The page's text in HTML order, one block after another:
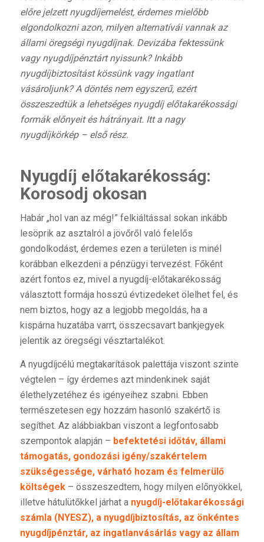
előre jelzett nyugdíjemelést,érdemes mielőbb
elgondolkozni azon, milyen alternatívái vannak az
állami öregségi nyugdíjnak. Devizába fektessünk
vagy nyugdíjpénztárt nyissunk? Inkább
nyugdíjbiztosítást kössünk vagy ingatlant
vásároljunk? A döntés nem egyszerű, ezért
összeszedtük a lehetséges nyugdíj előtakarékossági
formák előnyeit és hátrányait. Itt a nagy
nyugdíjkörkép – első rész.
Nyugdíj előtakarékosság:
Korosodj okosan
Habár „hol van az még!” felkiáltással sokan inkább
lesöprik az asztalról a jövőről való felelős
gondolkodást, érdemes ezen a területen is minél
korábban elkezdeni a pénzügyi tervezést. Főként
azért fontos ez, mivel a nyugdíj-előtakarékosság
választott formája hosszú évtizedeket ölelhet fel, és
nem biztos, hogy az a legjobb megoldás, ha a
kispárna huzatába varrt, összecsavart bankjegyek
jelentik az öregségi vésztartalékot.
A nyugdíjcélú megtakarítások palettája viszont szinte
végtelen – így érdemes azt mindenkinek saját
élethelyzetéhez és igényeihez szabni. Ebben
természetesen egy hozzám hasonló szakértő is
segíthet. Az alábbiakban viszont a legfontosabb
szempontok alapján – befektetési időtáv, állami
támogatás, gondozási igény/szakértelem
szükségessége, várható hozam és felmerülő
költségek– összeszedtem, hogy milyen előnyökkel,
illetve hátulütőkkel járhat a nyugdíj-előtakarékossági
számla (NYESZ), a nyugdíjbiztosítás, az önkéntes
nyugdíjpénztár, az ingatlanvásárlás vagy az állam